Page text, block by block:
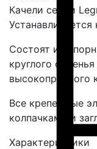
Качели серии
Состоят из
круглого
высокопрочного
Все крепежные
колпачками и
Характеристики